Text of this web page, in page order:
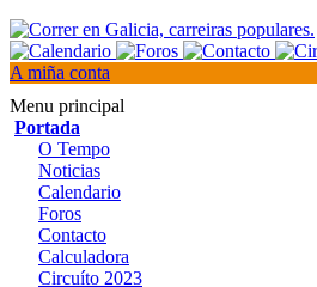
A miña conta
Menu principal
Portada
O Tempo
Noticias
Calendario
Foros
Contacto
Calculadora
Circuíto 2023